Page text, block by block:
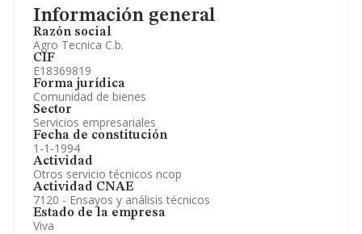
Información general
Razón social
Agro Tecnica C.b.
CIF
E18369819
Forma jurídica
Comunidad de bienes
Sector
Servicios empresariales
Fecha de constitución
1-1-1994
Actividad
Otros servicio técnicos ncop
Actividad CNAE
7120 - Ensayos y análisis técnicos
Estado de la empresa
Viva
Información oficial y registral complementaria.